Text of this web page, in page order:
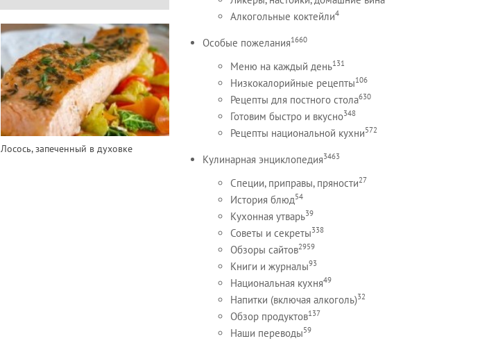
Лосось, запеченный в духовке
Алкогольные коктейли4
Особые пожелания1660
Меню на каждый день131
Низкокалорийные рецепты106
Рецепты для постного стола630
Готовим быстро и вкусно348
Рецепты национальной кухни572
Кулинарная энциклопедия3463
Специи, приправы, пряности27
История блюд54
Кухонная утварь39
Советы и секреты338
Обзоры сайтов2959
Книги и журналы93
Национальная кухня49
Напитки (включая алкоголь)32
Обзор продуктов137
Наши переводы59